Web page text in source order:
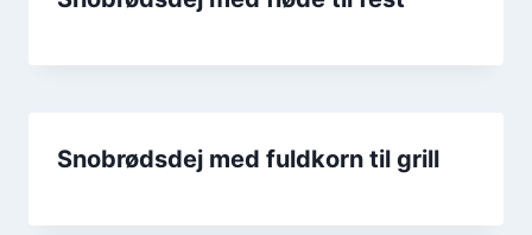
Snobrødsdej med fuldkorn til grill